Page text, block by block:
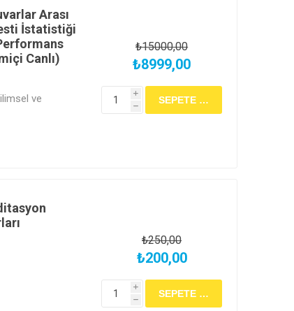
Arası
İstatistiği
Canlı)
ve
ISO
veri
₺15000,00
₺8999,00
i
h
₺250,00
₺200,00
i
h